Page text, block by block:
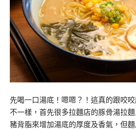
先喝一口湯底！嗯嗯？！這真的跟咬
不一樣，首先很多拉麵店的豚骨湯拉
豬背脂來增加湯底的厚度及香氣，但